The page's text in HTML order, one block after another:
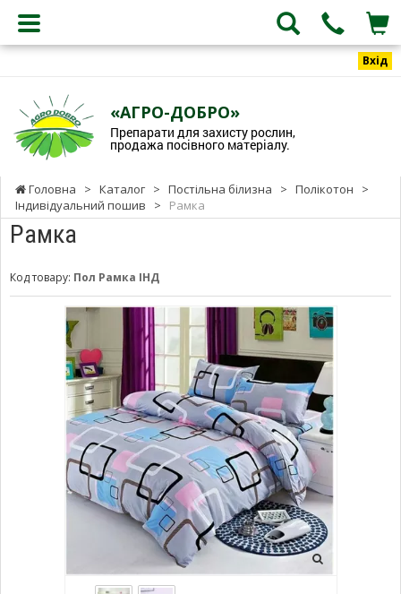
Вхід
«АГРО-ДОБРО»
Препарати для захисту рослин,
продажа посівного матеріалу.
Головна > Каталог > Постільна білизна > Полікотон
>
Індивідуальний пошив
> Рамка
Рамка
Код товару: Пол Рамка ІНД